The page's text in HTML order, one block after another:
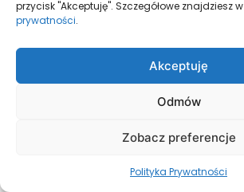
przycisk "Akceptuję". Szczegółowe znajdziesz w
prywatności.
Akceptuję
Odmów
Zobacz preferencje
Polityka Prywatności
październik 2025